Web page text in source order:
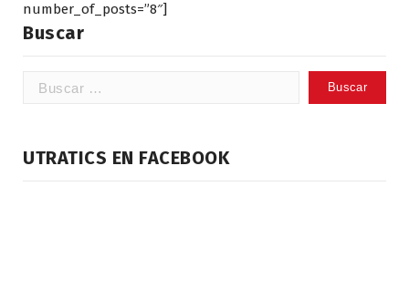
number_of_posts=”8″]
Buscar
Buscar:
UTRATICS EN FACEBOOK